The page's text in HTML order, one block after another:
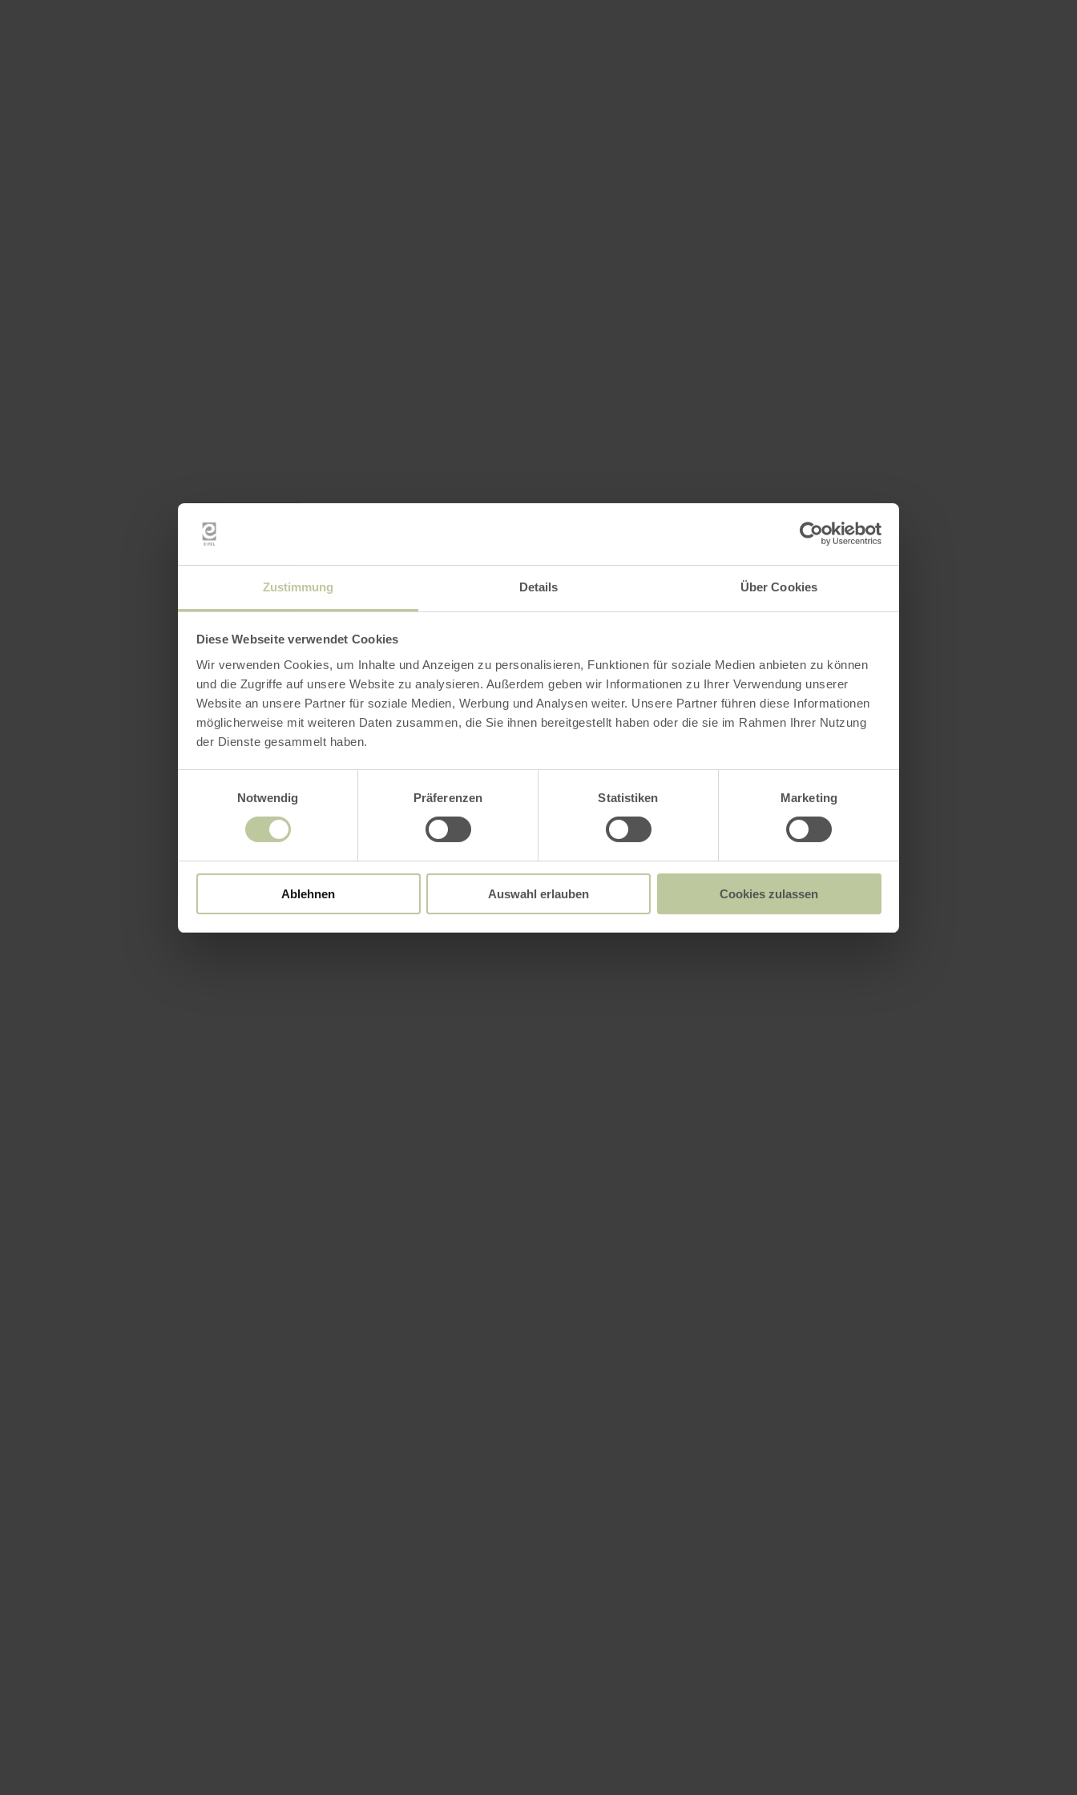
Zustimmung Details Über Cookies
Diese Webseite verwendet Cookies
Wir verwenden Cookies, um Inhalte und Anzeigen zu personalisieren, Funktionen für soziale Medien anbieten zu können
und die Zugriffe auf unsere Website zu analysieren. Außerdem geben wir Informationen zu Ihrer Verwendung unserer
Website an unsere Partner für soziale Medien, Werbung und Analysen weiter. Unsere Partner führen diese Informationen
möglicherweise mit weiteren Daten zusammen, die Sie ihnen bereitgestellt haben oder die sie im Rahmen Ihrer Nutzung
der Dienste gesammelt haben.
Notwendig
Präferenzen Statistiken Marketing
Ablehnen Auswahl erlauben Cookies zulassen